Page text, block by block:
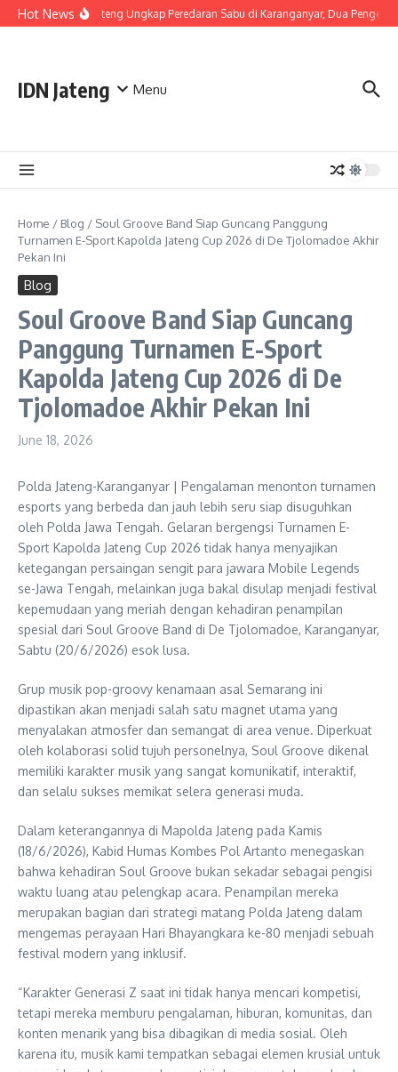
Skip to content
Hot NewsPolda Jateng Ungkap Peredaran Sabu di Karanganyar, Dua
IDN Jateng Menu
Home / Blog / Soul Groove Band Siap Guncang Panggung
Turnamen E-Sport Kapolda Jateng Cup 2026 di De Tjolomadoe Akhir
Pekan Ini
Blog
Soul Groove Band Siap Guncang
Panggung Turnamen E-Sport
Kapolda Jateng Cup 2026 di De
Tjolomadoe Akhir Pekan Ini
June 18, 2026
Polda Jateng-Karanganyar | Pengalaman menonton turnamen
esports yang berbeda dan jauh lebih seru siap disuguhkan
oleh Polda Jawa Tengah. Gelaran bergengsi Turnamen E-
Sport Kapolda Jateng Cup 2026 tidak hanya menyajikan
ketegangan persaingan sengit para jawara Mobile Legends
se-Jawa Tengah, melainkan juga bakal disulap menjadi festival
kepemudaan yang meriah dengan kehadiran penampilan
spesial dari Soul Groove Band di De Tjolomadoe, Karanganyar,
Sabtu (20/6/2026) esok lusa.
Grup musik pop-groovy kenamaan asal Semarang ini
dipastikan akan menjadi salah satu magnet utama yang
menyalakan atmosfer dan semangat di area venue. Diperkuat
oleh kolaborasi solid tujuh personelnya, Soul Groove dikenal
memiliki karakter musik yang sangat komunikatif, interaktif,
dan selalu sukses memikat selera generasi muda.
Dalam keterangannya di Mapolda Jateng pada Kamis
(18/6/2026), Kabid Humas Kombes Pol Artanto menegaskan
bahwa kehadiran Soul Groove bukan sekadar sebagai pengisi
waktu luang atau pelengkap acara. Penampilan mereka
merupakan bagian dari strategi matang Polda Jateng dalam
mengemas perayaan Hari Bhayangkara ke-80 menjadi sebuah
festival modern yang inklusif.
“Karakter Generasi Z saat ini tidak hanya mencari kompetisi,
tetapi mereka memburu pengalaman, hiburan, komunitas, dan
konten menarik yang bisa dibagikan di media sosial. Oleh
karena itu, musik kami tempatkan sebagai elemen krusial untuk